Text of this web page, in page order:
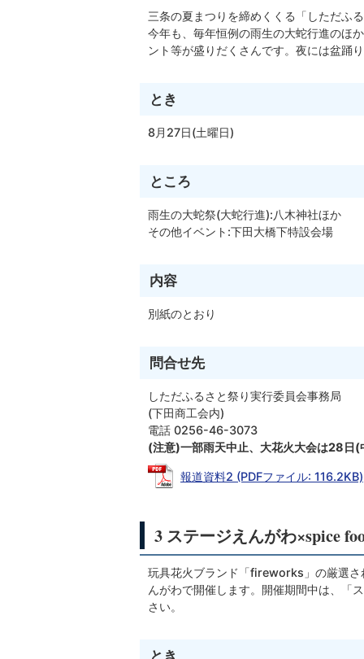
三条の夏まつりを締めくくる「しただふ
今年も、毎年恒例の雨生の大蛇行進のほ
ント等が盛りだくさんです。夜には盆踊
とき
8月27日(土曜日)
ところ
雨生の大蛇祭(大蛇行進):八木神社ほか
その他イベント:下田大橋下特設会場
内容
別紙のとおり
問合せ先
しただふるさと祭り実行委員会事務局
(下田商工会内)
電話 0256-46-3073
(注意)一部雨天中止、大花火大会は28日
報道資料2 (PDFファイル: 116.2KB)
3 ステージえんがわ×spice
玩具花火ブランド「fireworks 」の厳選
んがわで開催します。開催期間中は、「
さい。